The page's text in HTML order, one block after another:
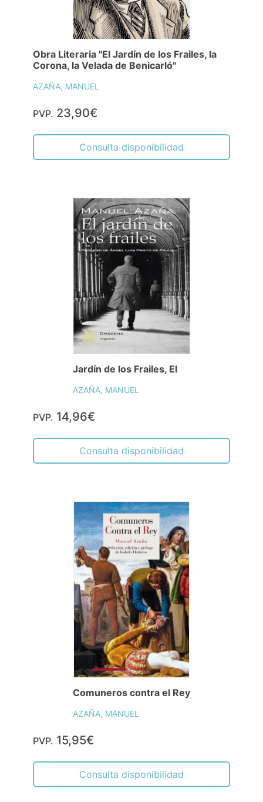
Obra Literaria "El Jardín de los Frailes, la
Corona, la Velada de Benicarló"
AZAÑA, MANUEL
PVP. 23,90€
Consulta disponibilidad
Jardín de los Frailes, El
AZAÑA, MANUEL
PVP. 14,96€
Consulta disponibilidad
Comuneros contra el Rey
AZAÑA, MANUEL
PVP. 15,95€
Consulta disponibilidad